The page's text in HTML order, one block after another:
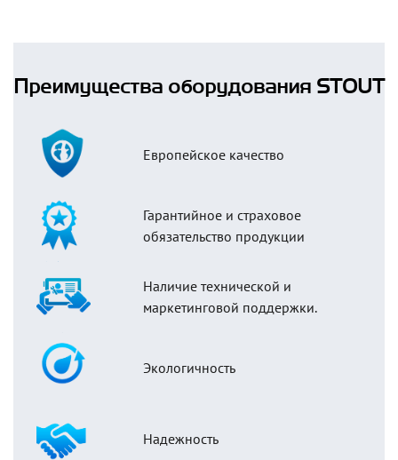
Преимущества оборудования STOUT
Европейское качество
Гарантийное и страховое
обязательство продукции
Наличие технической и
маркетинговой поддержки.
Экологичность
Надежность